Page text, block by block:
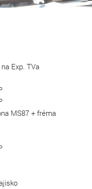
Exp. TVa
MS87 + fréma